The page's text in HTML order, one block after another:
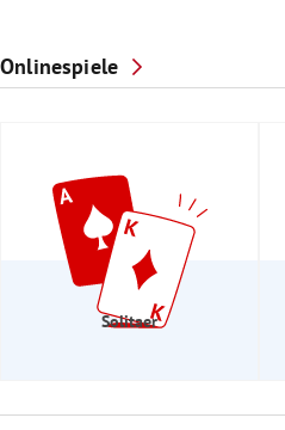
Onlinespiele
Solitaer